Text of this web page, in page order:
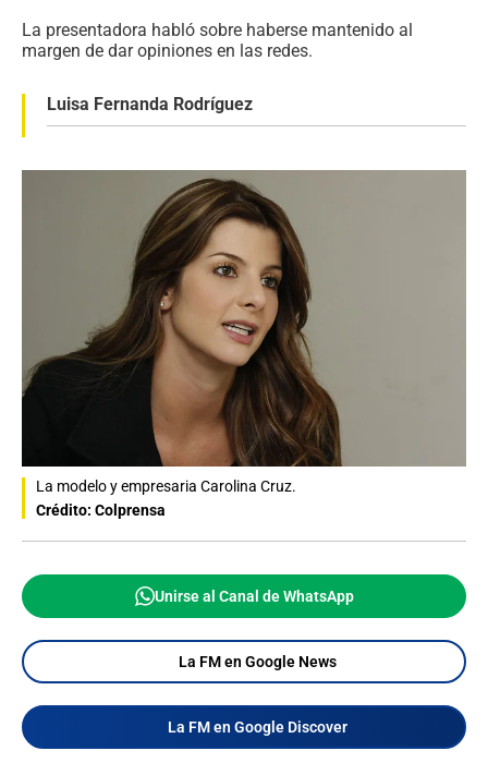
La presentadora habló sobre haberse mantenido al
margen de dar opiniones en las redes.
Luisa Fernanda Rodríguez
La modelo y empresaria Carolina Cruz.
Crédito: Colprensa
Unirse al Canal de WhatsApp
La FM en Google News
La FM en Google Discover